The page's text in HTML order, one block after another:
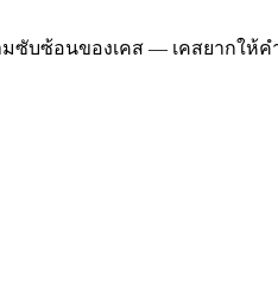
มซับซ้อนของเคส — เคสยากให้